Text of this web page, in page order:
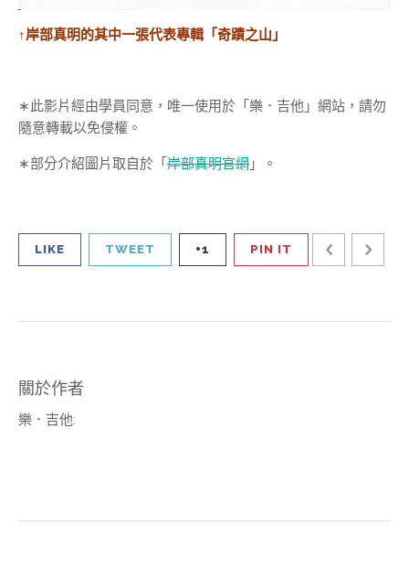
↑岸部真明的其中一張代表專輯「奇蹟之山」
∗此影片經由學員同意，唯一使用於「樂．吉他」網站，請勿
隨意轉載以免侵權。
∗部分介紹圖片取自於「 岸部真明官網 」。
LIKE TWEET +1 PIN IT
關於作者
樂．吉他: